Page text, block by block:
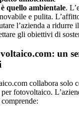
quello ambientale.
e pulita.
l’azienda a ridurre
gli obiettivi di
un
collabora solo
fotovoltaico.